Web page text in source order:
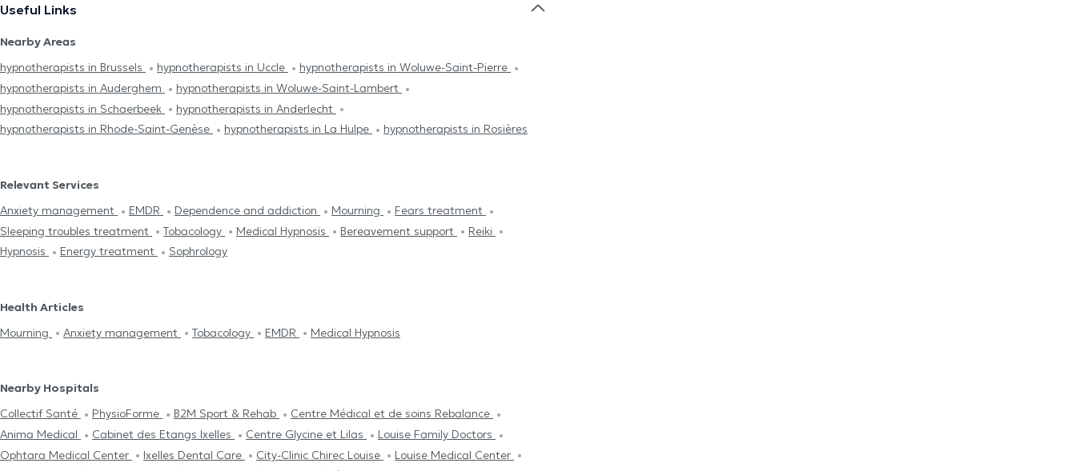
Useful Links
Nearby Areas
hypnotherapists in Brussels
hypnotherapists in Uccle
hypnotherapists in Woluwe-Saint-Pierre
hypnotherapists in Auderghem
hypnotherapists in Woluwe-Saint-Lambert
hypnotherapists in Schaerbeek
hypnotherapists in Anderlecht
hypnotherapists in Rhode-Saint-Genèse
hypnotherapists in La Hulpe hypnotherapists in Rosières
Relevant Services
Anxiety management
EMDR Dependence and addiction Mourning
Fears treatment
Sleeping troubles treatment
Tobacology Medical Hypnosis Bereavement support
Reiki
Hypnosis
Energy treatment Sophrology
Health Articles
Mourning
Anxiety management Tobacology EMDR Medical Hypnosis
Nearby Hospitals
Collectif Santé
PhysioForme B2M Sport & Rehab
Centre Médical et de soins Rebalance
Anima Medical
Cabinet des Etangs Ixelles Centre Glycine et Lilas
Louise Family Doctors
Ophtara Medical Center
Ixelles Dental Care City-Clinic Chirec Louise
Louise Medical Center